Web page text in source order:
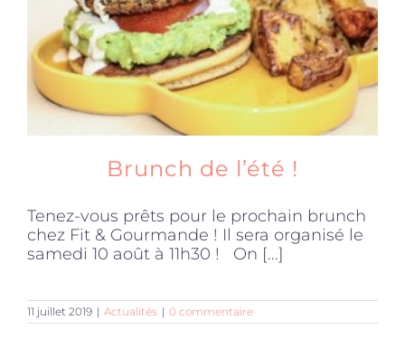
Brunch de l’été !
Tenez-vous prêts pour le prochain brunch
chez Fit & Gourmande ! Il sera organisé le
samedi 10 août à 11h30 ! On [...]
11 juillet 2019 | Actualités | 0 commentaire